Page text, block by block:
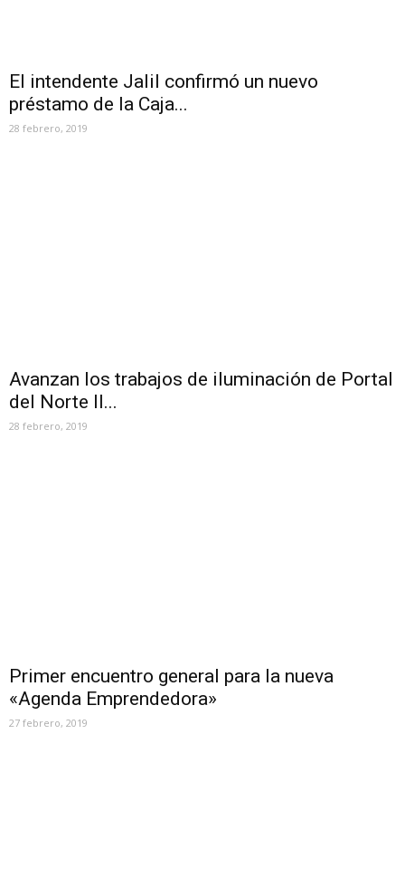
El intendente Jalil confirmó un nuevo
préstamo de la Caja...
28 febrero, 2019
Avanzan los trabajos de iluminación de Portal
del Norte II...
28 febrero, 2019
Primer encuentro general para la nueva
«Agenda Emprendedora»
27 febrero, 2019